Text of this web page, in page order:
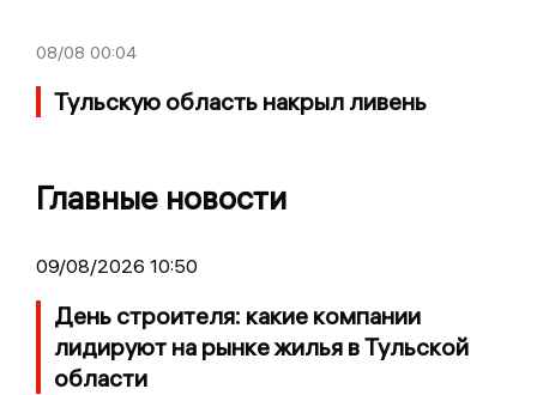
08/08 00:04
Тульскую область накрыл ливень
Главные новости
09/08/2026 10:50
День строителя: какие компании
лидируют на рынке жилья в Тульской
области